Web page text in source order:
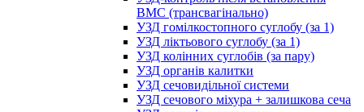
ВМС (трансвагінально)
УЗД гомілкостопного суглобу (за 1)
УЗД ліктьового суглобу (за 1)
УЗД колінних суглобів (за пару)
УЗД органів калитки
УЗД сечовидільної системи
УЗД сечового міхура + залишкова сеча